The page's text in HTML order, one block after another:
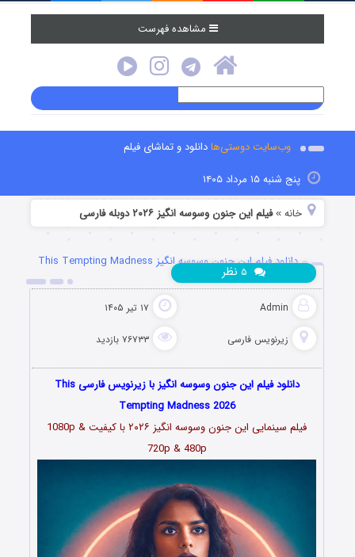
مشاهده فهرست
وب‌سایت دوستی‌هادانلود و تماشای فیلم
پنج شنبه ۱۵ مرداد ۱۴۰۵
خانه »فیلم این جنون وسوسه انگیز ۲۰۲۶ دوبله فارسی
دانلود فیلم این جنون وسوسه انگیز This Tempting Madness
2026
Admin ۱۷ تیر ۱۴۰۵
زیرنویس فارسی ۷۶۷۳۳ بازدید
نظر
دانلود فیلم این جنون وسوسه انگیز با زیرنویس فارسی This
Tempting Madness 2026
فیلم سینمایی این جنون وسوسه انگیز ۲۰۲۶
با کیفیت 1080p &
720p & 480p